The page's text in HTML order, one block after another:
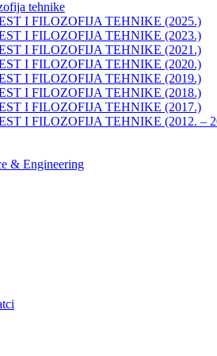
tehnike
I FILOZOFIJA TEHNIKE (2025.)
I FILOZOFIJA TEHNIKE (2023.)
I FILOZOFIJA TEHNIKE (2021.)
I FILOZOFIJA TEHNIKE (2020.)
I FILOZOFIJA TEHNIKE (2019.)
I FILOZOFIJA TEHNIKE (2018.)
I FILOZOFIJA TEHNIKE (2017.)
I FILOZOFIJA TEHNIKE (2012. –
& Engineering